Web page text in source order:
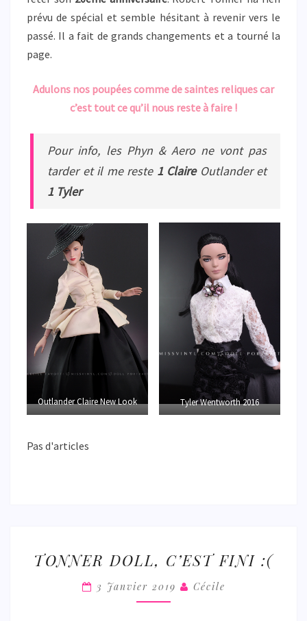
prévu de spécial et semble hésitant à revenir vers le
passé. Il a fait de grands changements et a tourné la
page.
Adulons nos poupées comme de saintes reliques car
c’est tout ce qu’il nous reste à faire !
Pour info, les Phyn & Aero ne vont pas
tarder et il me reste 1 ClaireOutlander et
1 Tyler
Outlander Claire New Look Tyler Wentworth 2016
Pas d'articles
DOLL,
C’EST
FINI
TONNER DOLL, C’EST FINI :(
3 Janvier 2019 Cécile